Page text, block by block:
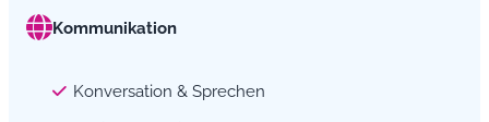
Kommunikation
Konversation & Sprechen